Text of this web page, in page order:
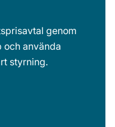
genom
använda
styrning.